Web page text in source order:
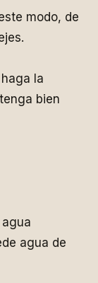
modo, de
la
bien
agua de